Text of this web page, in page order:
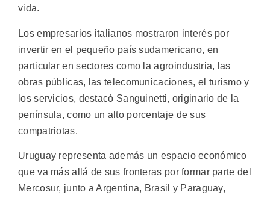
vida.
Los empresarios italianos mostraron interés por
invertir en el pequeño país sudamericano, en
particular en sectores como la agroindustria, las
obras públicas, las telecomunicaciones, el turismo y
los servicios, destacó Sanguinetti, originario de la
península, como un alto porcentaje de sus
compatriotas.
Uruguay representa además un espacio económico
que va más allá de sus fronteras por formar parte del
Mercosur, junto a Argentina, Brasil y Paraguay,